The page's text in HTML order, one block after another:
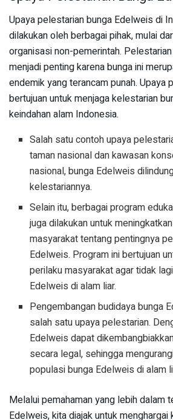
Upaya pelestarian bunga Edelweis di
dilakukan oleh berbagai pihak, mulai
organisasi non-pemerintah.
menjadi penting karena bunga ini
endemik yang terancam punah. Upaya
bertujuan untuk menjaga kelestarian
keindahan alam Indonesia.
Salah satu contoh upaya
taman nasional dan kawasan
nasional, bunga Edelweis
kelestariannya.
Selain itu, berbagai program
juga dilakukan untuk
masyarakat tentang pentingnya
Edelweis. Program ini bertujuan
perilaku masyarakat agar tidak
Edelweis di alam liar.
Pengembangan budidaya bunga
salah satu upaya pelestarian.
Edelweis dapat
secara legal, sehingga
populasi bunga Edelweis di alam
Melalui pemahaman yang lebih dalam
Edelweis, kita diajak untuk menghargai